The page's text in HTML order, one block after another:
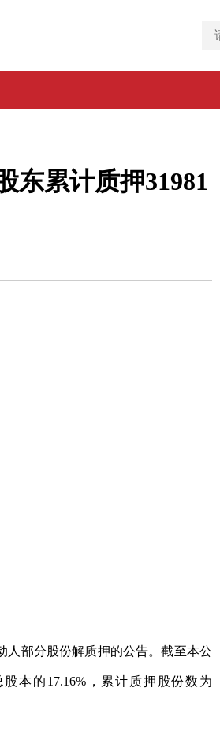
东累计质押31981
部分股份解质押的公告。截至本公
本的17.16%，累计质押股份数为